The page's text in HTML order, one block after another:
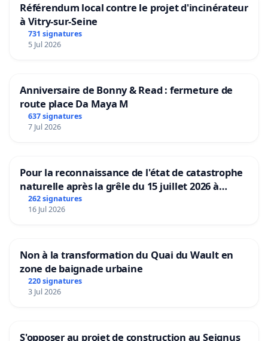
Référendum local contre le projet d'incinérateur
à Vitry-sur-Seine
731 signatures
5 Jul 2026
Anniversaire de Bonny & Read : fermeture de
route place Da Maya M
637 signatures
7 Jul 2026
Pour la reconnaissance de l'état de catastrophe
naturelle après la grêle du 15 juillet 2026 à
Aubenas et ses alentours
262 signatures
16 Jul 2026
Non à la transformation du Quai du Wault en
zone de baignade urbaine
220 signatures
3 Jul 2026
S'opposer au projet de construction au Seignus